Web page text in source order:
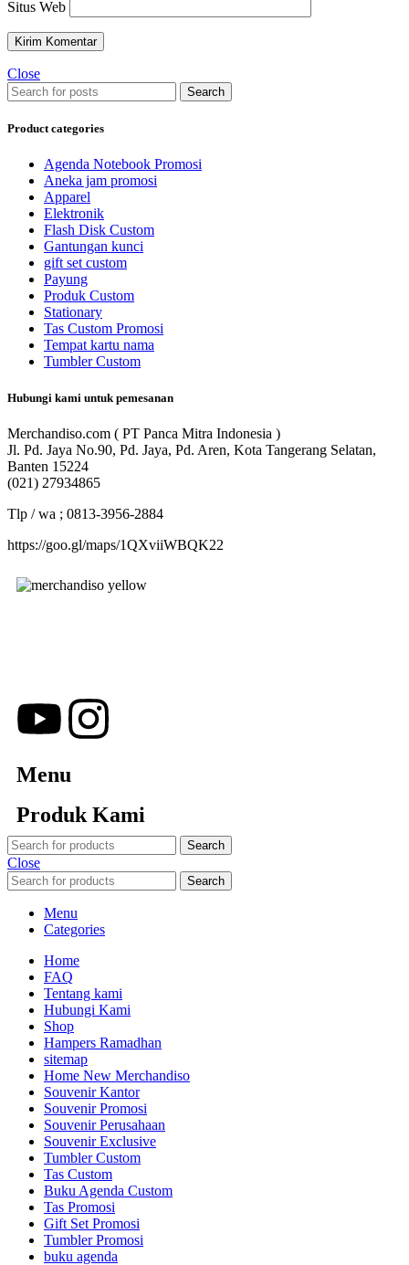
Situs Web
Close
Search
Product categories
Agenda Notebook Promosi
Aneka jam promosi
Apparel
Elektronik
Flash Disk Custom
Gantungan kunci
gift set custom
Payung
Produk Custom
Stationary
Tas Custom Promosi
Tempat kartu nama
Tumbler Custom
Hubungi kami untuk pemesanan
Merchandiso.com ( PT Panca Mitra Indonesia )
Jl. Pd. Jaya No.90, Pd. Jaya, Pd. Aren, Kota Tangerang Selatan,
Banten 15224
(021) 27934865
Tlp / wa ; 0813-3956-2884
https://goo.gl/maps/1QXviiWBQK22
Menu
Produk Kami
Search
Close
Search
Menu
Categories
Home
FAQ
Tentang kami
Hubungi Kami
Shop
Hampers Ramadhan
sitemap
Home New Merchandiso
Souvenir Kantor
Souvenir Promosi
Souvenir Perusahaan
Souvenir Exclusive
Tumbler Custom
Tas Custom
Buku Agenda Custom
Tas Promosi
Gift Set Promosi
Tumbler Promosi
buku agenda